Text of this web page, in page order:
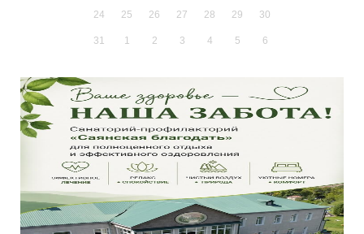
24 25 26 27 28 29 30
31 1 2 3 4 5 6